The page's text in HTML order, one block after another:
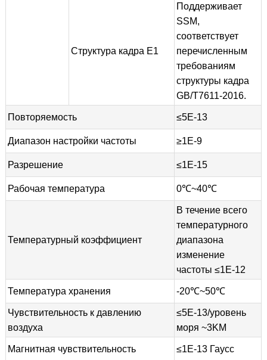
Структура кадра E1
Поддерживает
SSM,
соответствует
перечисленным
требованиям
структуры кадра
GB/T7611-2016.
Повторяемость ≤5E-13
Диапазон настройки частоты ≥1E-9
Разрешение ≤1E-15
Рабочая температура 0℃~40℃
Температурный коэффициент
В течение всего
температурного
диапазона
изменение
частоты ≤1E-12
Температура хранения -20℃~50℃
Чувствительность к давлению
воздуха
≤5E-13/уровень
моря ~3KM
Магнитная чувствительность ≤1E-13 Гаусс